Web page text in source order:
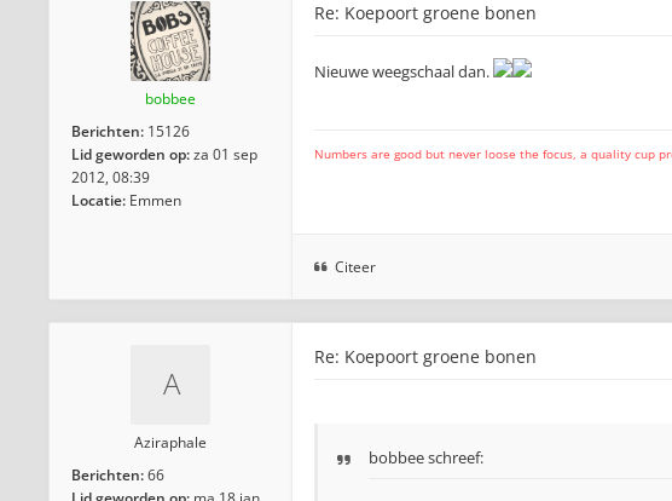
bobbee
Berichten: 15126
Lid geworden op:za 01 sep
2012, 08:39
Locatie: Emmen
Re: Koepoort groene bonen
Nieuwe weegschaal dan.
Numbers are good but never loose the focus, a quality cup
Citeer
Aziraphale
Berichten:66
Re: Koepoort groene bonen
bobbeeschreef: